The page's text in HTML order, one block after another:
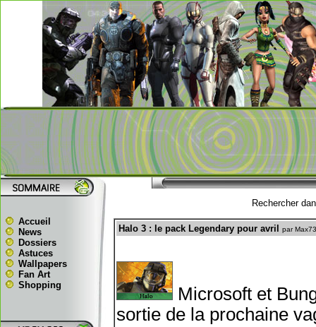
Accueil
News
Dossiers
Astuces
Wallpapers
Fan Art
Shopping
Rechercher
Halo 3 : le pack Legendary pour avril par Max73
Microsoft et
sortie de la prochaine